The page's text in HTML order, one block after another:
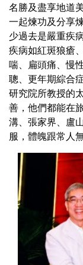
名勝及盡享地道
一起煉功及分享
少過去是嚴重疾
疾病如紅斑狼瘡
喘、扁頭痛、慢
聰、更年期綜合
研究院所教授的
善，他們都能在
溝、張家界、盧
服，體魄跟常人無